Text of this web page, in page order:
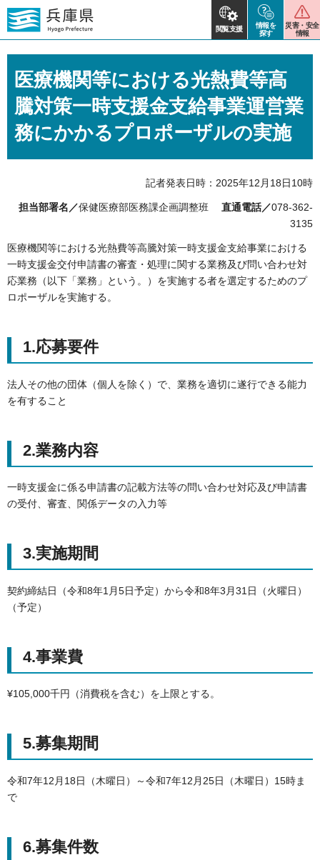
閲覧支援
情報を
探す
災害・安全
情報
医療機関等における光熱費等高
騰対策一時支援金支給事業運営業
務にかかるプロポーザルの実施
記者発表日時：2025年12月18日10時
担当部署名／保健医療部医務課企画調整班 直通電話／078-362-
3135
医療機関等における光熱費等高騰対策一時支援金支給事業における
一時支援金交付申請書の審査・処理に関する業務及び問い合わせ対
応業務（以下「業務」という。）を実施する者を選定するためのプ
ロポーザルを実施する。
1.応募要件
法人その他の団体（個人を除く）で、業務を適切に遂行できる能力
を有すること
2.業務内容
一時支援金に係る申請書の記載方法等の問い合わせ対応及び申請書
の受付、審査、関係データの入力等
3.実施期間
契約締結日（令和8年1月5日予定）から令和8年3月31日（火曜日）
（予定）
4.事業費
¥105,000千円（消費税を含む）を上限とする。
5.募集期間
令和7年12月18日（木曜日）～令和7年12月25日（木曜日）15時ま
で
6.募集件数